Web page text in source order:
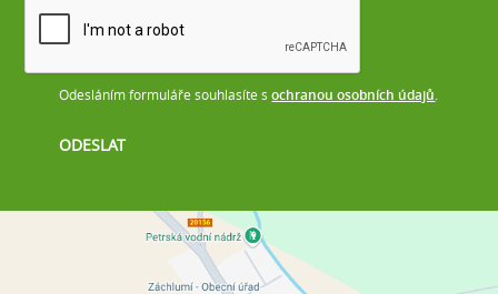
Odesláním formuláře souhlasíte sochranou osobních údajů